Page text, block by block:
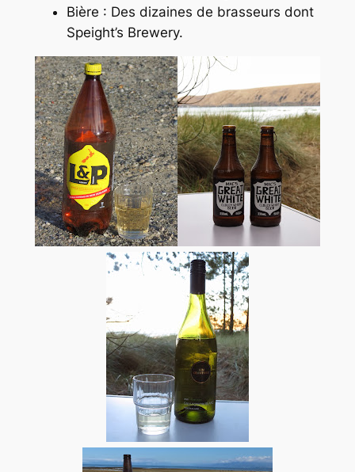
Bière : Des dizaines de brasseurs dont
Speight’s Brewery.